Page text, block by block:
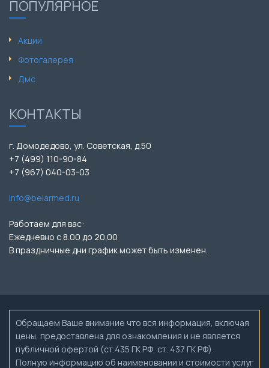
ПОПУЛЯРНОЕ
Акции
Фотогалерея
Дмс
КОНТАКТЫ
г. Домодедово, ул. Советская, д.50
+7 (499) 110-90-84
+7 (967) 040-03-03
info@belarmed.ru
Работаем для вас:
Ежедневно с 8.00 до 20.00
В праздничные дни график может быть изменен.
Обращаем Ваше внимание что вся информация, включая
цены, предоставлена для ознакомления и не является
публичной офертой (ст.435 ГК РФ, ст. 437 ГК РФ).
Полную информацию об наименовании и стоимости услуг